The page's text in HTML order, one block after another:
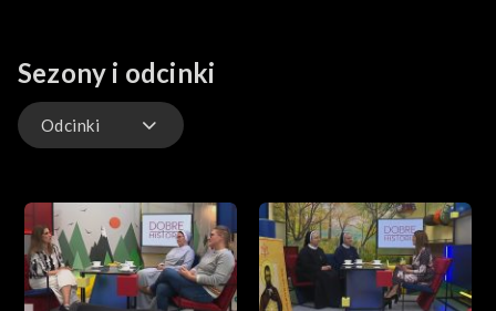
wartości i marzenia.
Sezony i odcinki
Odcinki